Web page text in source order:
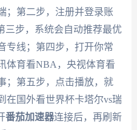
；第二步，注册并登录账
三步，系统会自动推荐最优
专线；第四步，打开你常
体育看NBA，央视体育看
；第五步，点击播放，就
在国外看世界杯卡塔尔vs瑞
番茄加速器连接后，再刷新